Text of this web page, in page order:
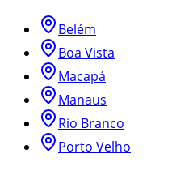
Belém
Boa Vista
Macapá
Manaus
Rio Branco
Porto Velho